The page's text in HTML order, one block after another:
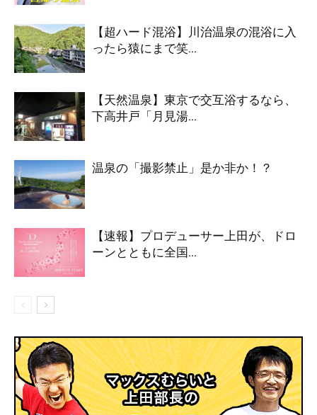
【超ハード混浴】川治温泉の混浴に入
ったら猿にまで笑...
【天然温泉】東京で交互浴するなら、
下高井戸「月見湯...
温泉の「撮影禁止」是か非か！？
【速報】プロデューサー上田が、ドロ
ーンとともに全国...